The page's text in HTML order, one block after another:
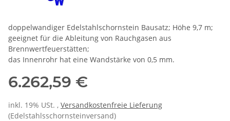
doppelwandiger Edelstahlschornstein Bausatz; Höhe 9,7 m;
geeignet für die Ableitung von Rauchgasen aus
Brennwertfeuerstätten;
das Innenrohr hat eine Wandstärke von 0,5 mm.
6.262,59 €
inkl. 19% USt. , Versandkostenfreie Lieferung
(Edelstahlsschornsteinversand)